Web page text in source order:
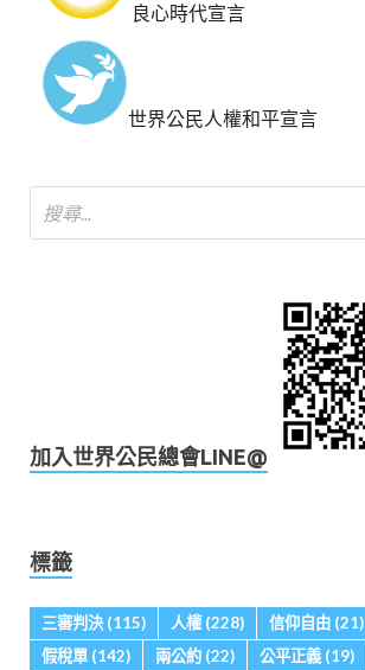
良心時代宣言
世界公民人權和平宣言
加入世界公民總會LINE@
標籤
三審判決(115) 人權(228) 信仰自由 (21)
假稅單 (142) 兩公約 (22) 公平正義 (19)